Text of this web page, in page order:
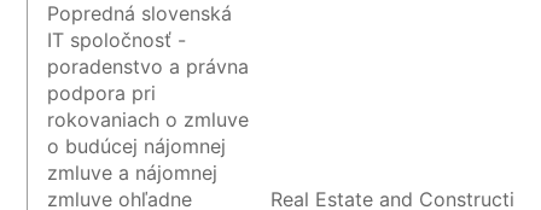
Popredná slovenská
IT spoločnosť -
poradenstvo a právna
podpora pri
rokovaniach o zmluve
o budúcej nájomnej
zmluve a nájomnej
zmluve ohľadne
Real Estate and Construction